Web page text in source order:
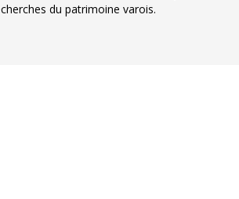
du patrimoine varois.